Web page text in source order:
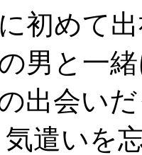
初めて
男と一
出会い
遣いを